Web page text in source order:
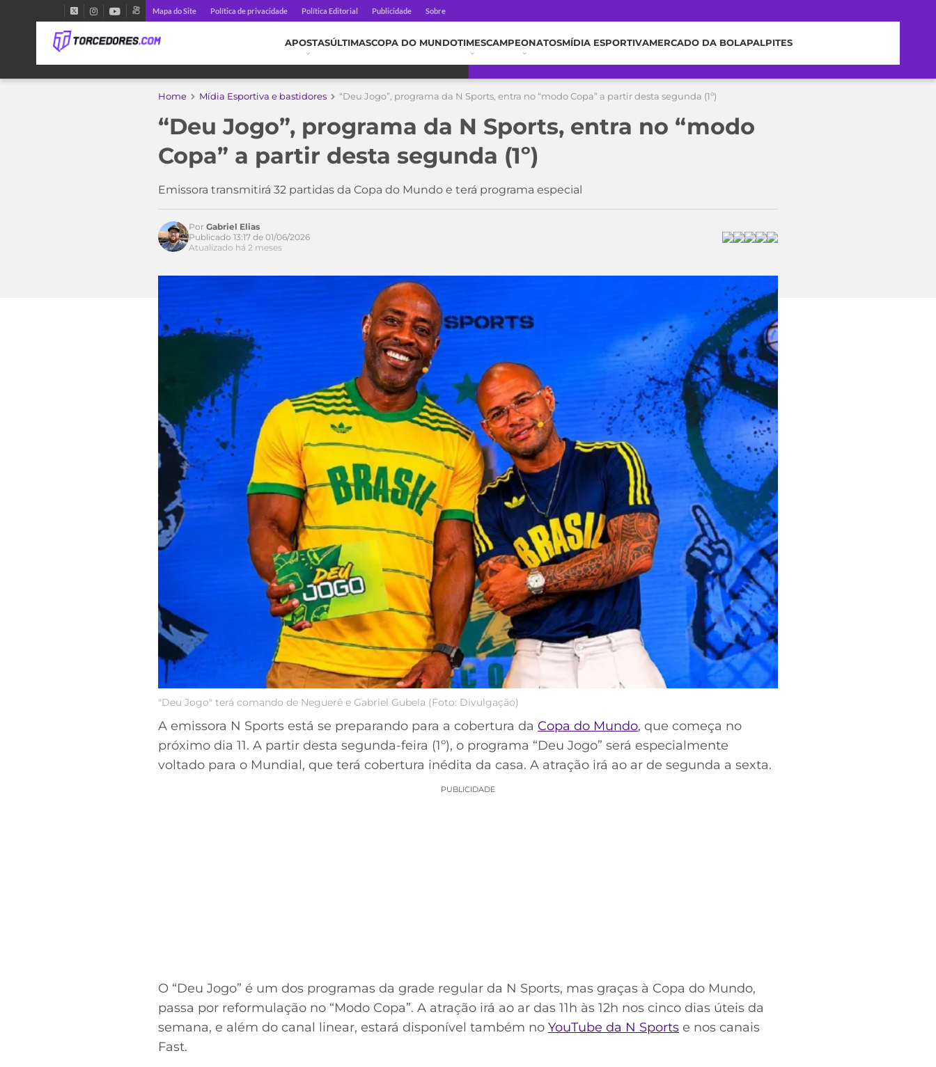
Mapa do Site Política de privacidade Política Editorial Publicidade Sobre
APOSTASÚLTIMASCOPA DO MUNDOTIMESCAMPEONATOSMÍDIA ESPORTIVAMERCADO DA BOLAPALPITES
Home Mídia Esportiva e bastidores “Deu Jogo”, programa da N Sports, entra no “modo Copa” a partir desta segunda (1º)
“Deu Jogo”, programa da N Sports, entra no “modo
Copa” a partir desta segunda (1º)
Emissora transmitirá 32 partidas da Copa do Mundo e terá programa especial
Por Gabriel Elias
Publicado 13:17 de 01/06/2026
Atualizado há 2 meses
"Deu Jogo" terá comando de Neguerê e Gabriel Gubela (Foto: Divulgação)
A emissora N Sports está se preparando para a cobertura da Copa do Mundo, que começa no
próximo dia 11. A partir desta segunda-feira (1º), o programa “Deu Jogo” será especialmente
voltado para o Mundial, que terá cobertura inédita da casa. A atração irá ao ar de segunda a sexta.
PUBLICIDADE
O “Deu Jogo” é um dos programas da grade regular da N Sports, mas graças à Copa do Mundo,
passa por reformulação no “Modo Copa”. A atração irá ao ar das 11h às 12h nos cinco dias úteis da
semana, e além do canal linear, estará disponível também no YouTube da N Sports e nos canais
Fast.